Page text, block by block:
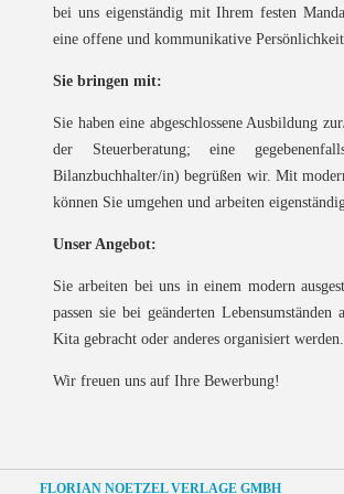
bei uns eigenständig mit Ihrem festen
eine offene und kommunikative
Sie bringen mit:
Sie haben eine abgeschlossene Ausbildung
der Steuerberatung; eine
Bilanzbuchhalter/in) begrüßen wir. Mit
können Sie umgehen und arbeiten
Unser Angebot:
Sie arbeiten bei uns in einem modern
passen sie bei geänderten
Kita gebracht oder anderes organisiert werden.
Wir freuen uns auf Ihre Bewerbung!
FLORIAN NOETZEL VERLAGE GMBH